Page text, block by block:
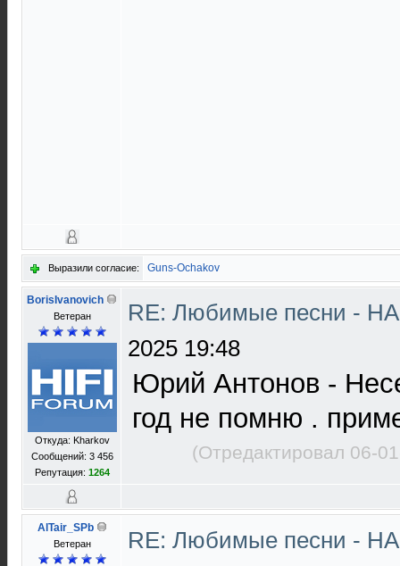
Выразили согласие: Guns-Ochakov
BorisIvanovich
Ветеран
Откуда: Kharkov
Сообщений: 3 456
Репутация: 1264
RE: Любимые песни -
2025 19:48
Юрий Антонов -
год не помню .
(Отредактировал 06-
AlTair_SPb
Ветеран
RE: Любимые песни -